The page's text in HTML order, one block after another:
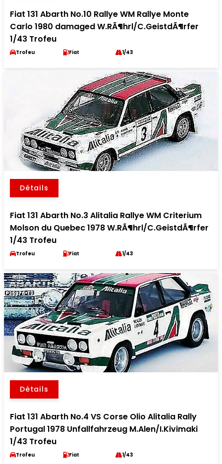
Fiat 131 Abarth No.10 Rallye WM Rallye Monte
Carlo 1980 damaged W.RÃ¶hrl/C.GeistdÃ¶rfer
1/43 Trofeu
Trofeu Fiat 1/43
Détails
Fiat 131 Abarth No.3 Alitalia Rallye WM Criterium
Molson du Quebec 1978 W.RÃ¶hrl/C.GeistdÃ¶rfer
1/43 Trofeu
Trofeu Fiat 1/43
Détails
Fiat 131 Abarth No.4 VS Corse Olio Alitalia Rally
Portugal 1978 Unfallfahrzeug M.Alen/I.Kivimaki
1/43 Trofeu
Trofeu Fiat 1/43